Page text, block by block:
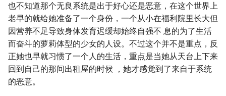
也不知道那个无良系统是出于好心还是恶意，在这个世界上
老早的就给她准备了一个身份，一个从小在福利院里长大但
因营养不足导致身体发育迟缓却始终自强不 息的为了生活
而奋斗的萝莉体型的少女的人设。不过这个并不是重点，反
正她也早就习惯了一个人的生活，重点是当她从天台上下来
回到自己的那间出租屋的时候 ，她才感觉到了来自于系统
的恶意。